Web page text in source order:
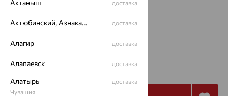
от 42 859 142 864
Актаныш доставка
Актюбинский, Азнакаевский район доставка
Алагир доставка
Алапаевск доставка
Алатырь
Чувашия
доставка